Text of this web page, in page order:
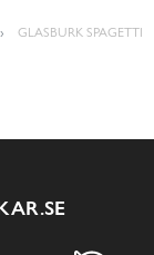
GLASBURK SPAGETTI